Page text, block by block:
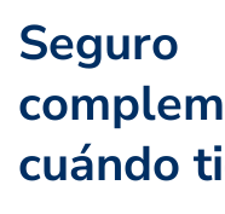
Seguro
cuándo